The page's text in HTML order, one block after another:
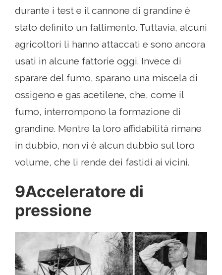
durante i test e il cannone di grandine è
stato definito un fallimento. Tuttavia, alcuni
agricoltori li hanno attaccati e sono ancora
usati in alcune fattorie oggi. Invece di
sparare del fumo, sparano una miscela di
ossigeno e gas acetilene, che, come il
fumo, interrompono la formazione di
grandine. Mentre la loro affidabilità rimane
in dubbio, non vi è alcun dubbio sul loro
volume, che li rende dei fastidi ai vicini.
9Acceleratore di
pressione